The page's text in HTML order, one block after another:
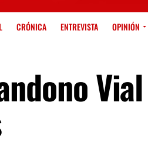
CRÓNICA ENTREVISTA OPINIÓN